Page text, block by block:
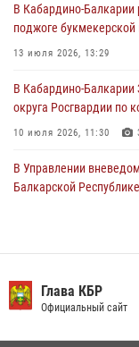
В Кабардино-Балкарии
Росгвардии
В Кабардино-
поджоге
13 июля 2026, 13:29
В Кабардино-Балкарии
округа Росгвардии по
10 июля 2026, 11:30
В Управлении
Балкарской
округе Росгвардии
09 июля 2026, 08:36
Глава КБР
Официальный сайт